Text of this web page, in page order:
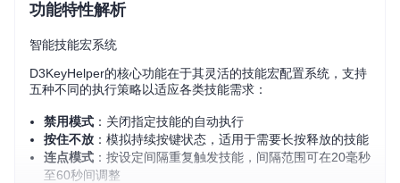
功能特性解析
智能技能宏系统
D3KeyHelper的核心功能在于其灵活的技能宏配置系统，支持
五种不同的执行策略以适应各类技能需求：
禁用模式 ：关闭指定技能的自动执行
按住不放 ：模拟持续按键状态，适用于需要长按释放的技能
连点模式 ：按设定间隔重复触发技能，间隔范围可在20毫秒
至60秒间调整